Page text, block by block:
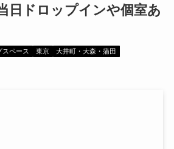
日ドロップインや個室あ
スペース 東京 大井町・大森・蒲田